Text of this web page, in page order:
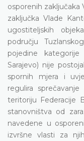
osporenih zaključaka
zaključka Vlade
ugostiteljskih
području
pojedine
Sarajevo) nije
spornih mjera i
regulira
teritoriju Federacije
stanovništva od
navedene u
izvršne vlasti za